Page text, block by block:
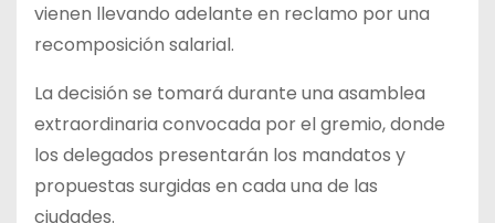
vienen llevando adelante en reclamo por una
recomposición salarial.
La decisión se tomará durante una asamblea
extraordinaria convocada por el gremio, donde
los delegados presentarán los mandatos y
propuestas surgidas en cada una de las
ciudades.